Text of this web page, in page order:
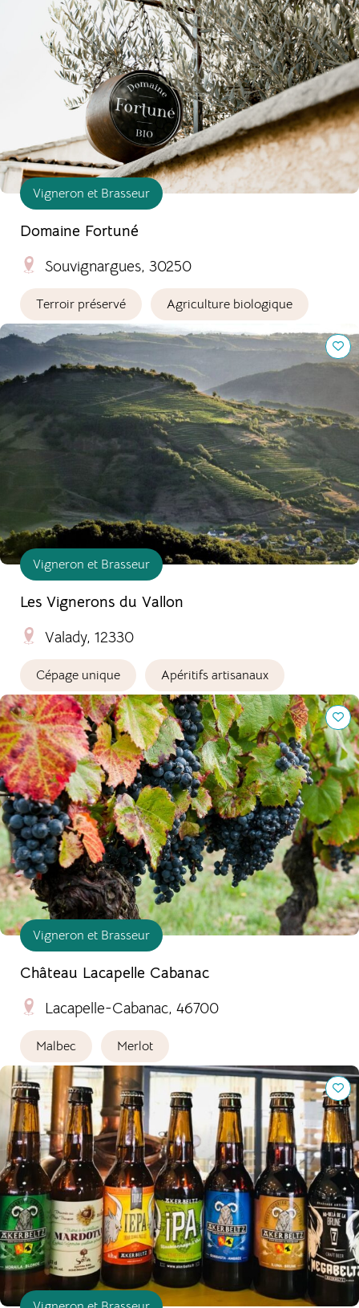
Vigneron et Brasseur
Domaine Fortuné
Souvignargues, 30250
Terroir préservé Agriculture biologique
Vigneron et Brasseur
Les Vignerons du Vallon
Valady, 12330
Cépage unique Apéritifs artisanaux
Les Vignerons du Vallon
Vigneron et Brasseur
Château Lacapelle Cabanac
Lacapelle-Cabanac, 46700
Malbec Merlot
Château Lacapelle Cabanac
Brasserie Akerbeltz